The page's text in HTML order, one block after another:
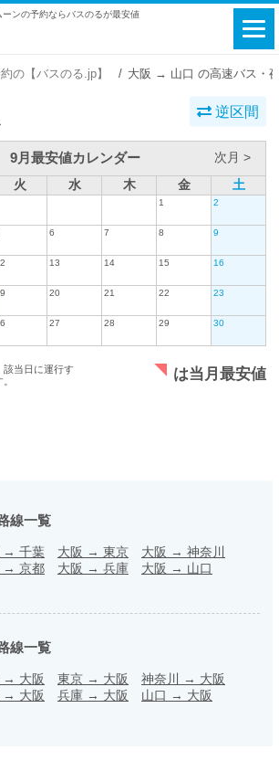
ンの予約ならバスのるが最安値
の【バスのる.jp】 大阪 → 山口 の高速バス・
逆区間
9月最安値カレンダー
次月 >
火 水 木 金 土
1 2
6 7 8 9
13 14 15 16
20 21 22 23
27 28 29 30
該当日に運行す
は当月最安値
線一覧
→ 千葉 大阪 → 東京 大阪 → 神奈川
→ 京都 大阪 → 兵庫 大阪 → 山口
線一覧
→ 大阪 東京 → 大阪 神奈川 → 大阪
→ 大阪 兵庫 → 大阪 山口 → 大阪